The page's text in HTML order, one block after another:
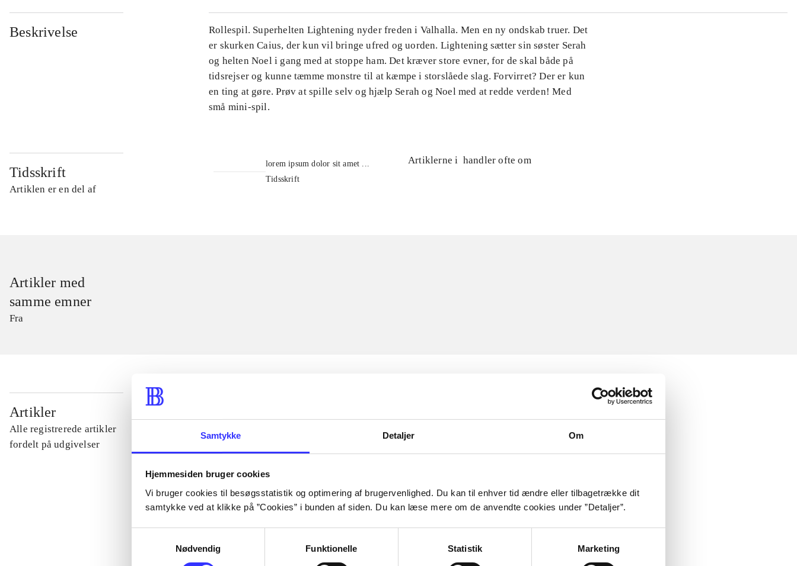
Samtykke Detaljer Om
Hjemmesiden bruger cookies
Vi bruger cookies til besøgsstatistik og optimering af brugervenlighed. Du kan til enhver tid ændre eller tilbagetrække dit
samtykke ved at klikke på ”Cookies” i bunden af siden. Du kan læse mere om de anvendte cookies under ”Detaljer”.
Nødvendig
Funktionelle Statistik Marketing
Beskrivelse
Rollespil. Superhelten Lightening nyder freden i Valhalla. Men en ny ondskab truer. Det
er skurken Caius, der kun vil bringe ufred og uorden. Lightening sætter sin søster Serah
og helten Noel i gang med at stoppe ham. Det kræver store evner, for de skal både på
tidsrejser og kunne tæmme monstre til at kæmpe i storslåede slag. Forvirret? Der er kun
en ting at gøre. Prøv at spille selv og hjælp Serah og Noel med at redde verden! Med
små mini-spil.
Tidsskrift
Artiklen er en del af
lorem ipsum dolor sit amet ...
Tidsskrift
Artiklerne i handler ofte om
Artikler med
samme emner
Fra
Artikler
Alle registrerede artikler
fordelt på udgivelser